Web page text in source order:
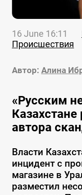
16 June 16:11
Происшествия
Автор: Алина
«Русским
автора
Власти
инцидент с
магазине в
разместил